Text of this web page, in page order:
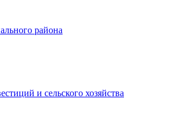
района
и сельского хозяйства